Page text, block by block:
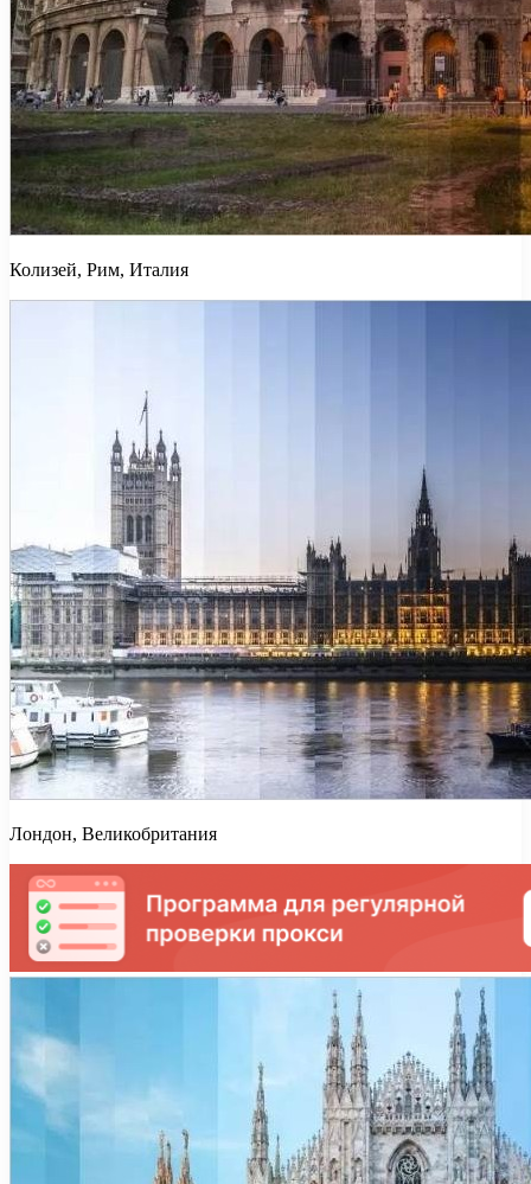
Колизей, Рим, Италия
Лондон, Великобритания